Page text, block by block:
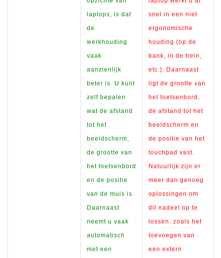
laptops, is dat
de
werkhouding
vaak
aanzienlijk
beter is. U kunt
zelf bepalen
wat de afstand
tot het
beeldscherm,
de grootte van
het toetsenbord
en de positie
van de muis is.
Daarnaast
neemt u vaak
automatisch
met een
snel in een niet
ergonomische
houding (op de
bank, in de trein,
etc.). Daarnaast
ligt de grootte van
het toetsenbord,
de afstand tot het
beeldscherm en
de positie van het
touchpad vast.
Natuurlijk zijn er
meer dan genoeg
oplossingen om
dit nadeel op te
lossen, zoals het
toevoegen van
een extern